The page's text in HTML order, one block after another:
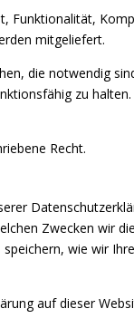
Funktionalität,
mitgeliefert.
die notwendig
zu
Recht.
Zwecken wir
wie wir
auf dieser